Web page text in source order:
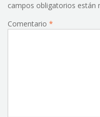
campos obligatorios están
Comentario *